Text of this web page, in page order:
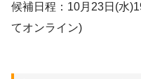
候補日程：10月23日(水
てオンライン)